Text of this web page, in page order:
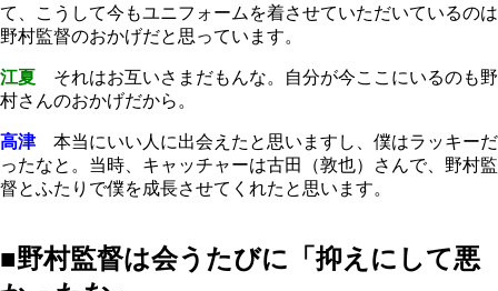
て、こうして今もユニフォームを着させていただいているのは
野村監督のおかげだと思っています。
江夏 それはお互いさまだもんな。自分が今ここにいるのも野
村さんのおかげだから。
高津本当にいい人に出会えたと思いますし、僕はラッキーだ
ったなと。当時、キャッチャーは古田（敦也）さんで、野村監
督とふたりで僕を成長させてくれたと思います。
■野村監督は会うたびに「抑えにして悪